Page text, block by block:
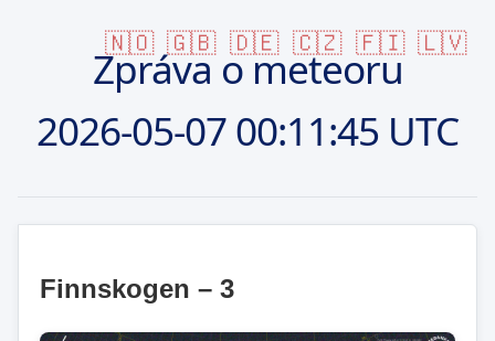
🇳🇴 🇬🇧 🇩🇪 🇨🇿 🇫🇮 🇱🇻
Zpráva o meteoru
2026-05-0700:11:45 UTC
Finnskogen – 3